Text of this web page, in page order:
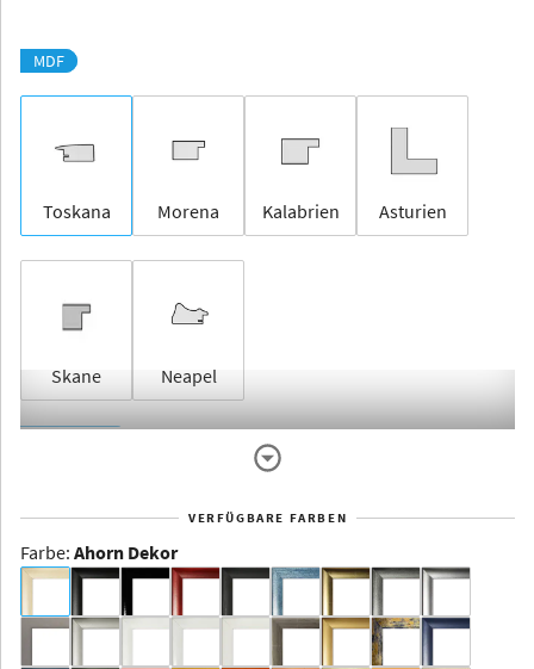
MDF
Toskana Morena Kalabrien Asturien
Skane Neapel
Dakota -
Rahmenloser
VERFÜGBARE FARBEN
Farbe: Ahorn Dekor